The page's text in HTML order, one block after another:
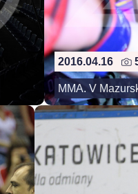
2016.04.16
MMA. V